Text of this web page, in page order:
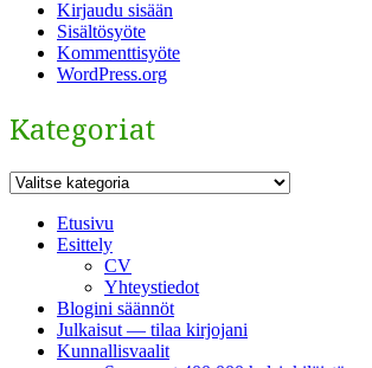
Kirjaudu sisään
Sisältösyöte
Kommenttisyöte
WordPress.org
Kategoriat
Kategoriat
Etusivu
Esittely
CV
Yhteystiedot
Blogini säännöt
Julkaisut — tilaa kirjojani
Kunnallisvaalit